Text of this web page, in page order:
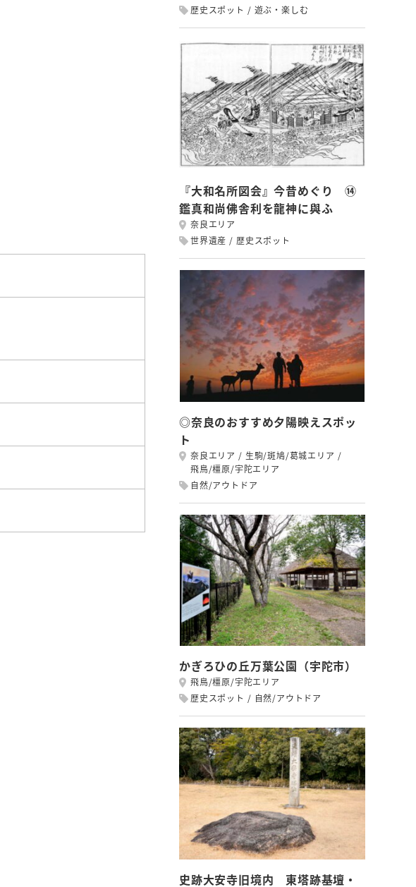
歴史スポット
遊ぶ・楽しむ
『大和名所図会』今昔めぐり ⑭
鑑真和尚佛舎利を龍神に與ふ
奈良エリア
世界遺産
歴史スポット
◎奈良のおすすめ夕陽映えスポッ
ト
奈良エリア
生駒/斑鳩/葛城エリア
飛鳥/橿原/宇陀エリア
自然/アウトドア
かぎろひの丘万葉公園（宇陀市）
飛鳥/橿原/宇陀エリア
歴史スポット
自然/アウトドア
史跡大安寺旧境内 東塔跡基壇・